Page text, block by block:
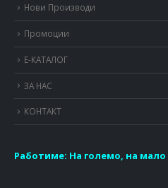
Нови Производи
Промоции
Е-КАТАЛОГ
ЗА НАС
КОНТАКТ
Работиме: На големо, на